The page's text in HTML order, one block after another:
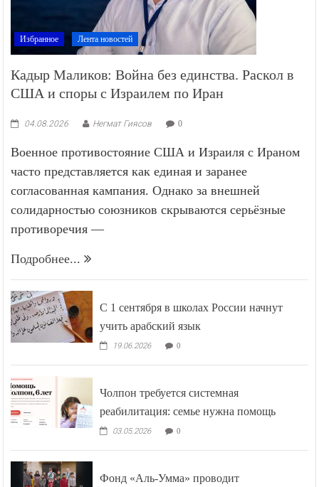
Избранное Лента новостей
Кадыр Маликов: Война без единства. Раскол в
США и споры с Израилем по Иран
04.08.2026 Негмат Гиясов 0
Военное противостояние США и Израиля с Ираном
часто представляется как единая и заранее
согласованная кампания. Однако за внешней
солидарностью союзников скрываются серьёзные
противоречия —
Подробнее...
С 1 сентября в школах России начнут
учить арабский язык
19.06.2026 0
Чолпон требуется системная
реабилитация: семье нужна помощь
03.05.2026 0
Фонд «Аль-Умма» проводит